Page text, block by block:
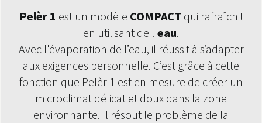
Pelèr 1 est un modèle COMPACT qui rafraîchit
en utilisant de l'eau.
Avec l'évaporation de l’eau, il réussit à s’adapter
aux exigences personnelle. C’est grâce à cette
fonction que Pelèr 1 est en mesure de créer un
microclimat délicat et doux dans la zone
environnante. Il résout le problème de la